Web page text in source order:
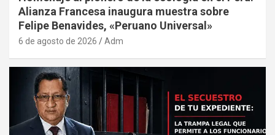
Alianza Francesa inaugura muestra sobre
Felipe Benavides, «Peruano Universal»
6 de agosto de 2026 Adm